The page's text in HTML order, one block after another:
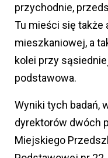
przychodnie,
Tu mieści się także
mieszkaniowej, a
kolei przy
podstawowa.
Wyniki tych badań,
dyrektorów dwóch
Miejskiego